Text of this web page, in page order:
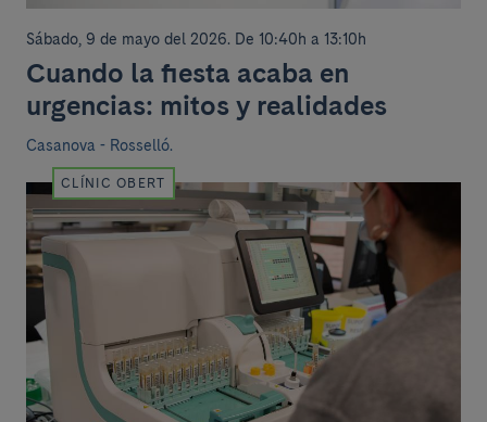
Sábado, 9 de mayo del 2026. De 10:40h a 13:10h
Cuando la fiesta acaba en
urgencias: mitos y realidades
Casanova - Rosselló.
CLÍNIC OBERT